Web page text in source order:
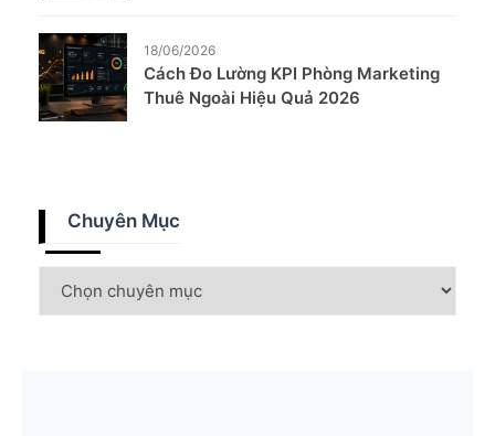
18/06/2026
Cách Đo Lường KPI Phòng Marketing
Thuê Ngoài Hiệu Quả 2026
Chuyên Mục